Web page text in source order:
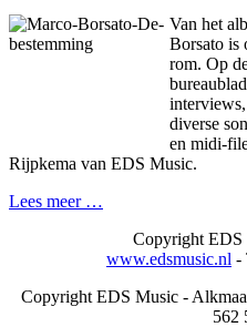
Van het
Borsato is
rom. Op
diverse
en midi-
Rijpkema van EDS Music.
Lees meer …
Copyright EDS
www.edsmusic.nl -
Copyright EDS Music -
562